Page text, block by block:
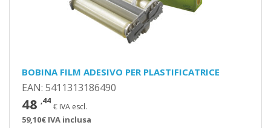
BOBINA FILM ADESIVO PER PLASTIFICATRICE
EAN: 5411313186490
48 ,44
€ IVA escl.
59,10€ IVA inclusa